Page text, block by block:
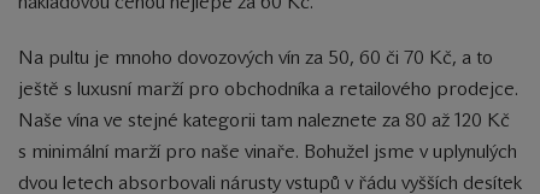
Na pultu je mnoho dovozových vín za 50, 60 či 70 Kč, a to
ještě s luxusní marží pro obchodníka a retailového prodejce.
Naše vína ve stejné kategorii tam naleznete za 80 až 120 Kč
s minimální marží pro naše vinaře. Bohužel jsme v uplynulých
dvou letech absorbovali nárusty vstupů v řádu vyšších desítek